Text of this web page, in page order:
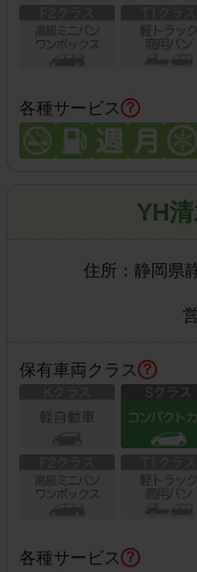
各種サービス
YH
住所： 静岡県
保有車両クラス
各種サービス